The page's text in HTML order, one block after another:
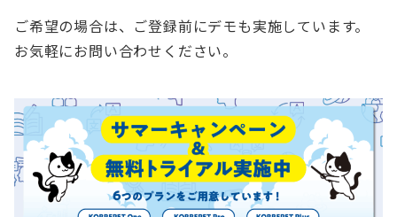
ご希望の場合は、ご登録前にデモも実施しています。
お気軽にお問い合わせください。